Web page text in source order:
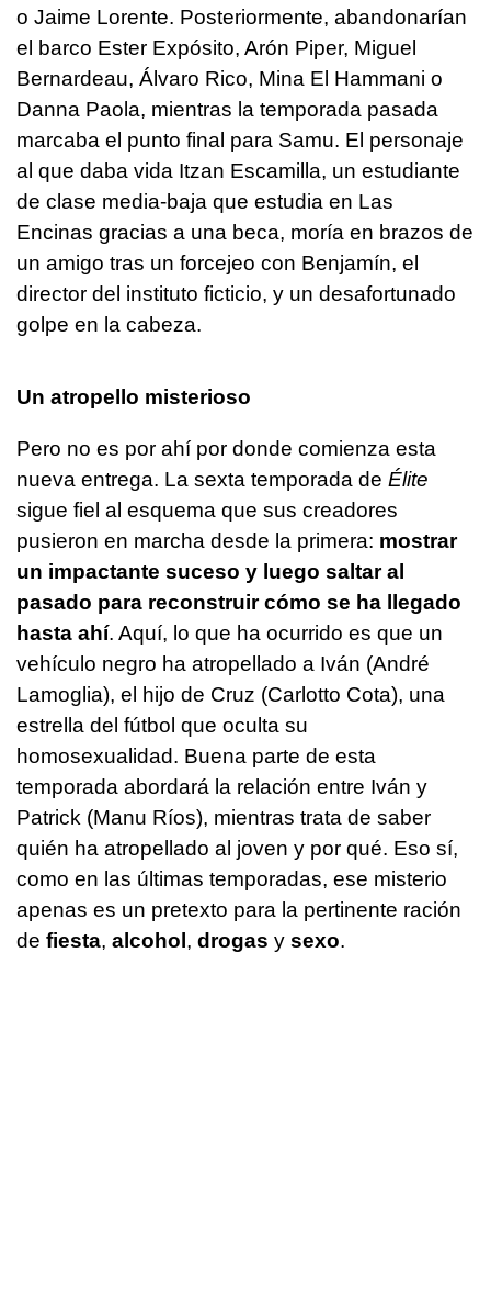
o Jaime Lorente. Posteriormente, abandonarían
el barco Ester Expósito, Arón Piper, Miguel
Bernardeau, Álvaro Rico, Mina El Hammani o
Danna Paola, mientras la temporada pasada
marcaba el punto final para Samu. El personaje
al que daba vida Itzan Escamilla, un estudiante
de clase media-baja que estudia en Las
Encinas gracias a una beca, moría en brazos de
un amigo tras un forcejeo con Benjamín, el
director del instituto ficticio, y un desafortunado
golpe en la cabeza.
Un atropello misterioso
Pero no es por ahí por donde comienza esta
nueva entrega. La sexta temporada de Élite
sigue fiel al esquema que sus creadores
pusieron en marcha desde la primera: mostrar
un impactante suceso y luego saltar al
pasado para reconstruir cómo se ha llegado
hasta ahí. Aquí, lo que ha ocurrido es que un
vehículo negro ha atropellado a Iván (André
Lamoglia), el hijo de Cruz (Carlotto Cota), una
estrella del fútbol que oculta su
homosexualidad. Buena parte de esta
temporada abordará la relación entre Iván y
Patrick (Manu Ríos), mientras trata de saber
quién ha atropellado al joven y por qué. Eso sí,
como en las últimas temporadas, ese misterio
apenas es un pretexto para la pertinente ración
de fiesta, alcohol , drogas y sexo.